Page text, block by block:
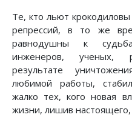
Те, кто льют
репрессий, в то же
равнодушны к
инженеров, ученых,
результате
любимой работы,
жалко тех, кого новая
жизни, лишив